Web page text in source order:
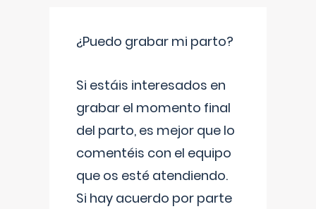
¿Puedo grabar mi parto?
Si estáis interesados en
grabar el momento final
del parto, es mejor que lo
comentéis con el equipo
que os esté atendiendo.
Si hay acuerdo por parte